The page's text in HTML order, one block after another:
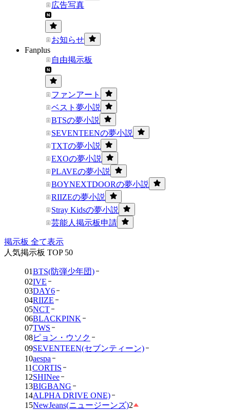
広告写真
お知らせ
Fanplus
自由掲示板
ファンアート
ベスト夢小説
BTSの夢小説
SEVENTEENの夢小説
TXTの夢小説
EXOの夢小説
PLAVEの夢小説
BOYNEXTDOORの夢小説
RIIZEの夢小説
Stray Kidsの夢小説
芸能人掲示板申請
掲示板 全て表示
人気掲示板 TOP 50
01BTS(防弾少年団)
02IVE
03DAY6
04RIIZE
05NCT
06BLACKPINK
07TWS
08ピョン・ウソク
09SEVENTEEN(セブンティーン)
10aespa
11CORTIS
12SHINee
13BIGBANG
14ALPHA DRIVE ONE)
15NewJeans(ニュージーンズ)2